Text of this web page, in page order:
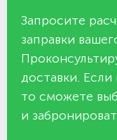
Запросите
заправки
доставки.
то сможете
и